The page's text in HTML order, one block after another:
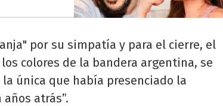
por su simpatía y para el cierre, el
colores de la bandera argentina, se
única que había presenciado la
atrás”.